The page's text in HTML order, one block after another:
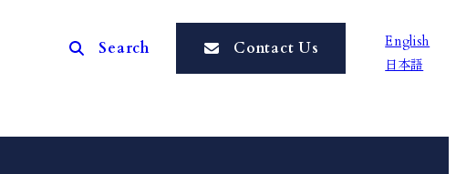
Search Contact Us English
日本語